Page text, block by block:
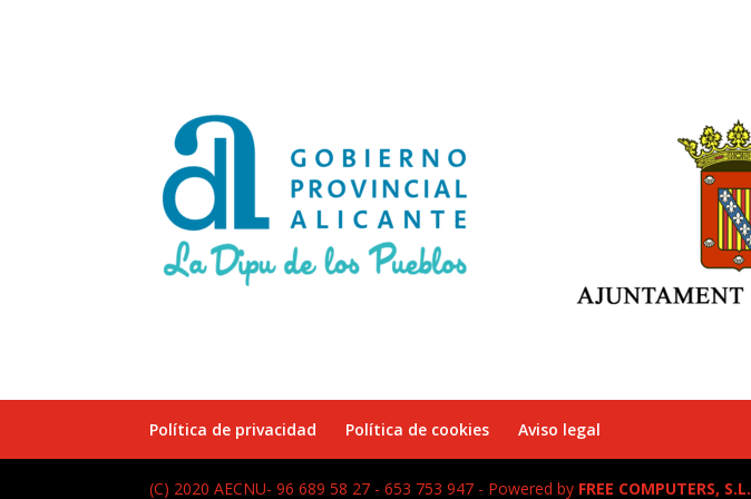
Política de privacidad Política de cookies Aviso legal
(C) 2020 AECNU- 96 689 58 27 - 653 753 947 - Powered by FREE COMPUTERS, S.L.